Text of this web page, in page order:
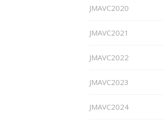
JMAVC2020
JMAVC2021
JMAVC2022
JMAVC2023
JMAVC2024